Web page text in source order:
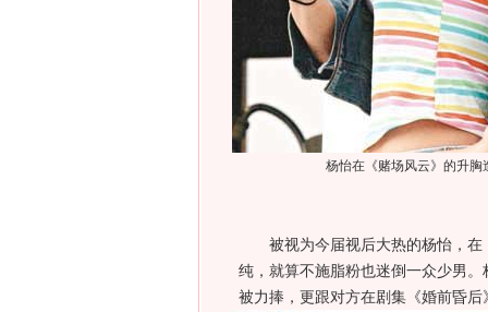
杨怡在《赌场风云》的升胸
被视为今届视后大热的杨怡，在
纯，就算不施脂粉也迷倒一众少男
被力捧，更跟对方在剧集《婚前昏后